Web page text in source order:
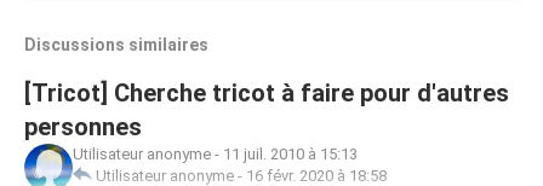
Discussions similaires
[Tricot] Cherche tricot à faire pour d'autres
personnes
Utilisateur anonyme - 11 juil. 2010 à 15:13
Utilisateur anonyme - 16 févr. 2020 à 18:58